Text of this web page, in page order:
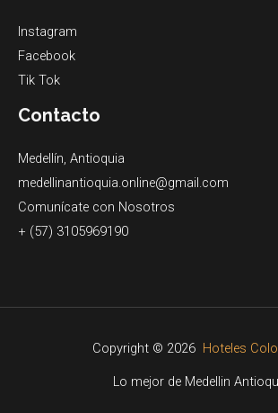
Instagram
Facebook
Tik Tok
Contacto
Medellín, Antioquia
medellinantioquia.online@gmail.com
Comunícate con Nosotros
+ (57) 3105969190
Copyright © 2026 Hoteles
Lo mejor de Medellin